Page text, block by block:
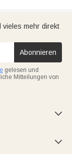
vieles mehr direkt
Abonnieren
gelesen und
Mitteilungen von

